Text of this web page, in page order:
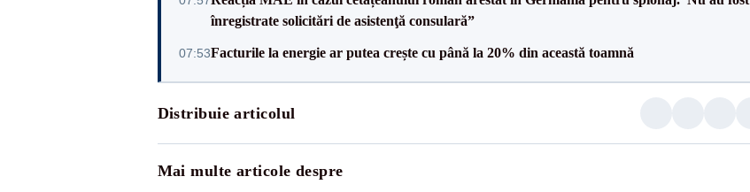
înregistrate solicitări de asistenţă consulară”
07:53Facturile la energie ar putea crește cu până la 20% din această toamnă
Distribuie articolul
Mai multe articole despre